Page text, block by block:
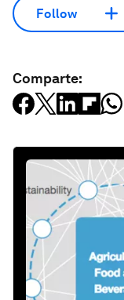
Follow
Comparte: